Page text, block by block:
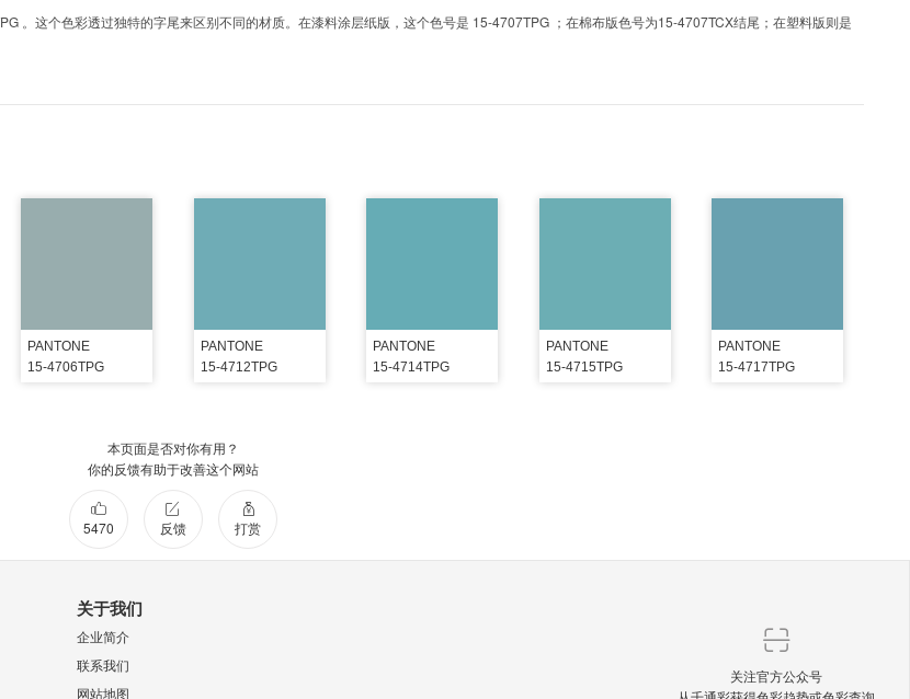
。这个色彩透过独特的字尾来区别不同的材质。在漆料涂层纸版，这个色号是 15-4707TPG ；在棉布版色号为15-4707TCX结尾；在塑料版则是
PANTONE
15-4706TPG
PANTONE
15-4712TPG
PANTONE
15-4714TPG
PANTONE
15-4715TPG
PANTONE
15-4717TPG
本页面是否对你有用？
你的反馈有助于改善这个网站
5470 反馈 打赏
关于我们
企业简介
联系我们
网站地图
关注官方公众号